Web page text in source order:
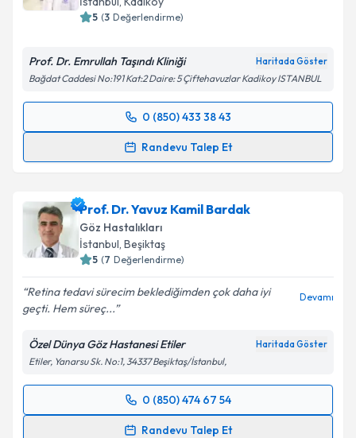
E-posta Adresiniz
Kişisel verilerimin işlenmesine ilişkin
Aydınlatma
Metni'ni okudum ve kişisel verilerimin belirtilen
kapsamda işlenmesini kabul ediyorum.
5 (3 Değerlendirme)
Prof. Dr. Emrullah Taşındı Kliniği Haritada Göster
Bağdat Caddesi No:191 Kat:2 Daire: 5 Çiftehavuzlar Kadikoy ISTANBUL
0 (850) 433 38 43
Randevu Talep Et
Randevu Takvimi Talebi
için bir takvim hazırlandığında e-posta ile
bilgilendireceğiz.
E-posta Adresiniz
Metni'ni okudum ve kişisel verilerimin belirtilen
kapsamda işlenmesini kabul ediyorum.
Takvim Talebini Gönder
Prof. Dr. Yavuz Kamil Bardak
Göz Hastalıkları
İstanbul, Beşiktaş
5 (7 Değerlendirme)
Retina tedavi sürecim beklediğimden çok daha iyi
geçti. Hem süreç...
Devamı
Özel Dünya Göz Hastanesi Etiler Haritada Göster
Etiler, Yanarsu Sk. No:1, 34337 Beşiktaş/İstanbul,
0 (850) 474 67 54
Randevu Talep Et
Randevu Takvimi Talebi